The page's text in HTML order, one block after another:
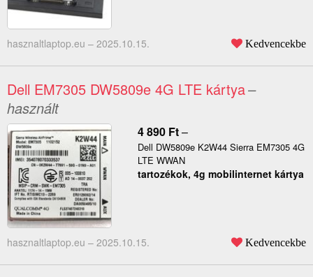
hasznaltlaptop.eu – 2025.10.15. Kedvencekbe
Dell EM7305 DW5809e 4G LTE kártya–
használt
4 890 Ft–
Dell DW5809e K2W44 Sierra EM7305 4G
LTE WWAN
tartozékok, 4g mobilinternet kártya
hasznaltlaptop.eu – 2025.10.15. Kedvencekbe